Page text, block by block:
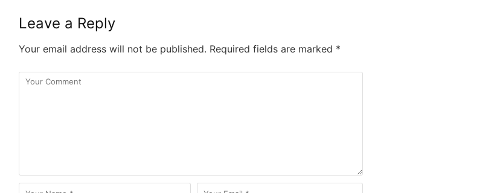
Leave a Reply
Your email address will not be published. Required fields are marked *